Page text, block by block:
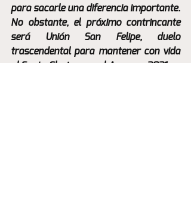
para sacarle una diferencia importante.
No obstante, el próximo contrincante
será Unión San Felipe, duelo
trascendental para mantener con vida
al Santo Glorioso en el Ascenso 2021.